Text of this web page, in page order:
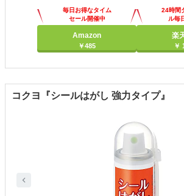
毎日お得なタイム
セール開催中
Amazon
￥485
24時間
ル毎
楽
￥
コクヨ『シールはがし 強力タイプ』